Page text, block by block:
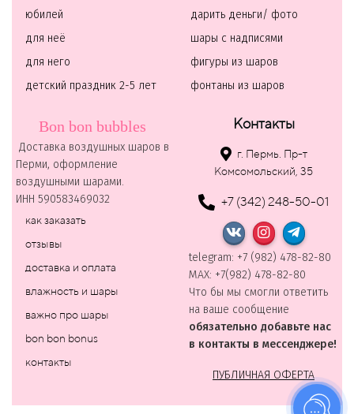
юбилей
для неё
для него
детский праздник 2-5 лет
дарить деньги/ фото
шары с надписями
фигуры из шаров
фонтаны из шаров
Bon bon bubbles
Доставка воздушных шаров в
Перми, оформление
воздушными шарами.
ИНН 590583469032
как заказать
отзывы
доставка и оплата
влажность и шары
важно про шары
bon bon bonus
контакты
Контакты
г. Пермь. Пр-т
Комсомольский, 35
+7 (342) 248-50-01
telegram: +7 (982) 478-82-80
MAХ: +7(982) 478-82-80
Что бы мы смогли ответить
на ваше сообщение
обязательно добавьте нас
в контакты в мессенджере!
ПУБЛИЧНАЯ ОФЕРТА